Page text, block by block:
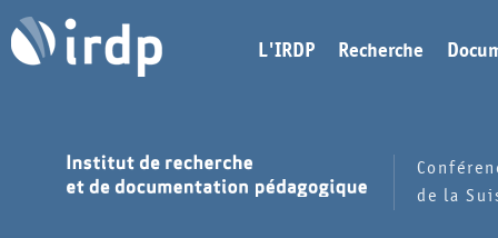
L'IRDP Recherche
de la